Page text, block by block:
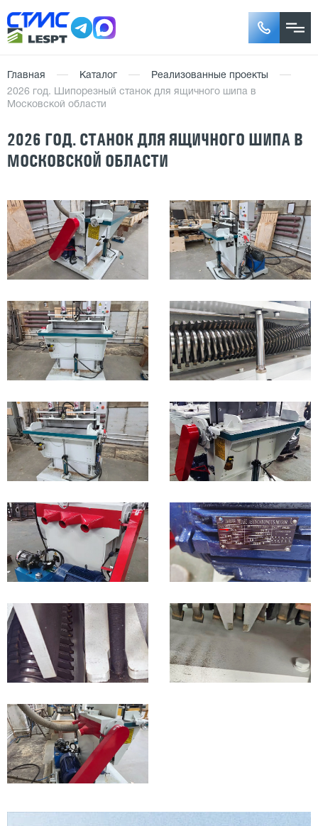
Главная Каталог
Реализованные проекты
2026 год. Шипорезный станок для ящичного шипа в
Московской области
2026 ГОД. СТАНОК ДЛЯ ЯЩИЧНОГО ШИПА В
МОСКОВСКОЙ ОБЛАСТИ